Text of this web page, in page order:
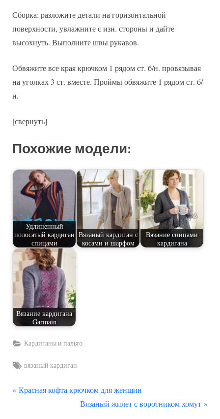
Сборка: разложите детали на горизонтальной
поверхности, увлажните с изн. стороны и дайте
высохнуть. Выполните швы рукавов.
Обвяжите все края крючком 1 рядом ст. б/н. провязывая
на уголках 3 ст. вместе. Проймы обвяжите 1 рядом ст. б/
н.
[свернуть]
Похожие модели:
Удлиненный
полосатый кардиган
спицами
Вязаный кардиган с
косами и шарфом
Вязание спицами
кардигана
Вязание кардигана
Garmain
Кардиганы и пальто
Tags:
вязаный кардиган
Навигация
П
Красная кофта крючком для женщин
С
Вязаный жилет с воротником хомут